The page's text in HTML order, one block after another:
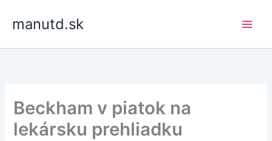
manutd.sk
Beckham v piatok na
lekársku prehliadku